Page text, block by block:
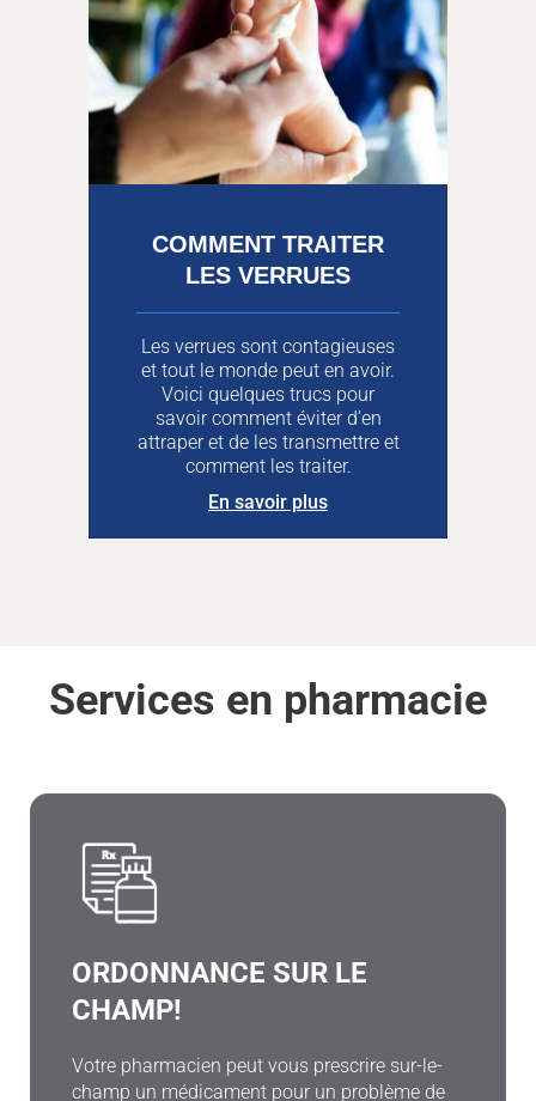
COMMENT TRAITER
LES VERRUES
Les verrues sont contagieuses
et tout le monde peut en avoir.
Voici quelques trucs pour
savoir comment éviter d’en
attraper et de les transmettre et
comment les traiter.
En savoir plus
Services en pharmacie
ORDONNANCE SUR LE
CHAMP!
Votre pharmacien peut vous prescrire sur-le-
champ un médicament pour un problème de